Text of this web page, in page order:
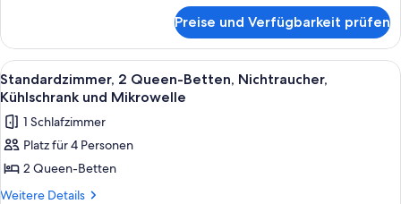
anzeigen
2 Doppelbetten,
barrierefrei,
Kühlschrank
und
Preise und Verfügbarkeit prüfen
Alle
Fotos
für
Standardzimmer,
2 Queen-
Betten,
Nichtraucher,
Ein Hotelzimmer mit zwei Betten,
5
Standardzimmer, 2 Queen-Betten, Nichtraucher,
Kühlschrank und Mikrowelle
1 Schlafzimmer
Platz für 4 Personen
2 Queen-Betten
Weitere Details
Weitere